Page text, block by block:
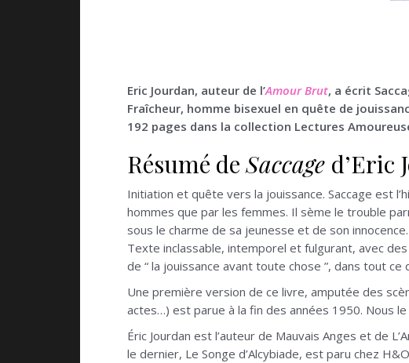
Eric Jourdan, auteur de l’Amour Brut, a écrit
Fraîcheur, homme bisexuel en quête de
192 pages dans la collection Lectures
Résumé deSaccage d’Eric
Initiation et quête vers la jouissance. Saccage est
hommes que par les femmes. Il sème le trouble
sous le charme de sa jeunesse et de son
Texte inclassable, intemporel et fulgurant, avec
de “ la jouissance avant toute chose ”, dans tout
Une première version de ce livre, amputée des
actes…) est parue à la fin des années 1950. Nous
Éric Jourdan est l’auteur de Mauvais Anges et de
le dernier, Le Songe d’Alcybiade, est paru chez